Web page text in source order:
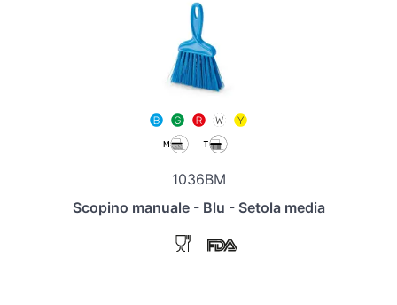
1036BM
Scopino manuale - Blu - Setola media